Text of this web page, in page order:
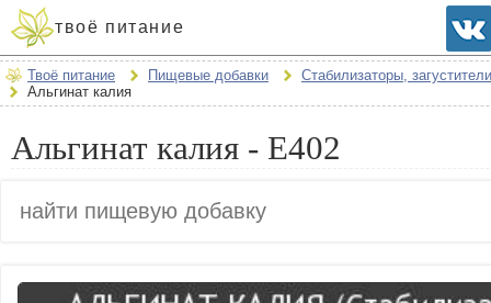
твоё питание
Твоё питание Пищевые добавки
Стабилизаторы,
Альгинат калия
Альгинат калия - E402